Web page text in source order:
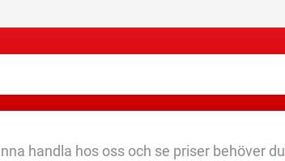
handla hos oss och se priser behöver du